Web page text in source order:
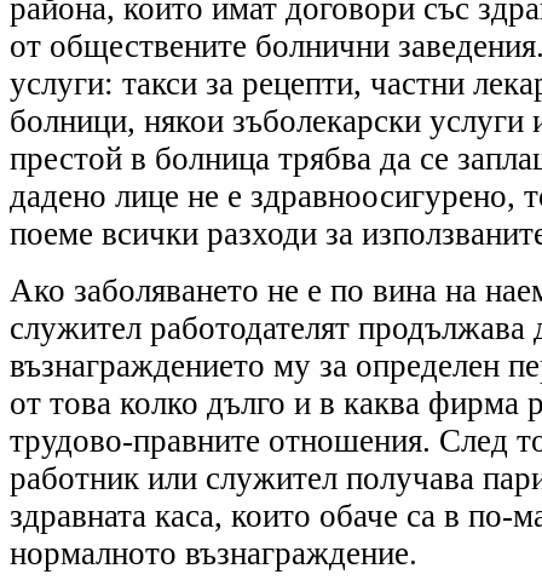
района, които имат договори със
от обществените болнични
услуги: такси за рецепти, частни
болници, някои зъболекарски услуги
престой в болница трябва да се
дадено лице не е здравноосигурено,
поеме всички разходи за
Ако заболяването не е по вина на
служител работодателят продължава
възнаграждението му за определен
от това колко дълго и в каква фирма
трудово-правните отношения. След
работник или служител получава
здравната каса, които обаче са в по-
нормалното възнаграждение.